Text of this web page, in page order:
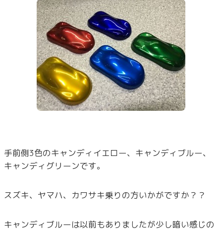
手前側3色のキャンディイエロー、キャンディブルー、
キャンディグリーンです。
スズキ、ヤマハ、カワサキ乗りの方いかがですか？？
キャンディブルーは以前もありましたが少し暗い感じの